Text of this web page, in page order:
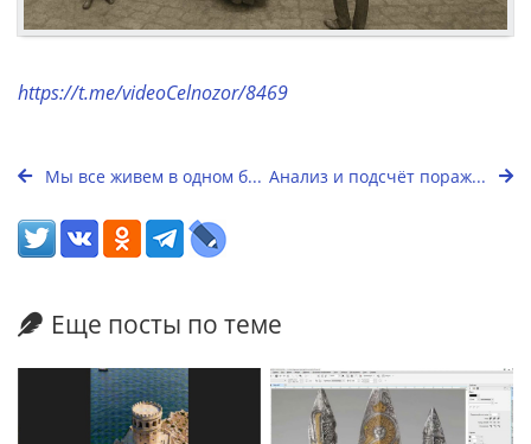
https://t.me/videoCelnozor/8469
Мы все живем в одном б... Анализ и подсчёт пораж...
Еще посты по теме